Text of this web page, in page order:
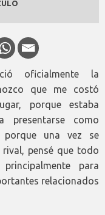
oficialmente la
que me costó
porque estaba
como
porque una vez se
pensé que todo
para
relacionados